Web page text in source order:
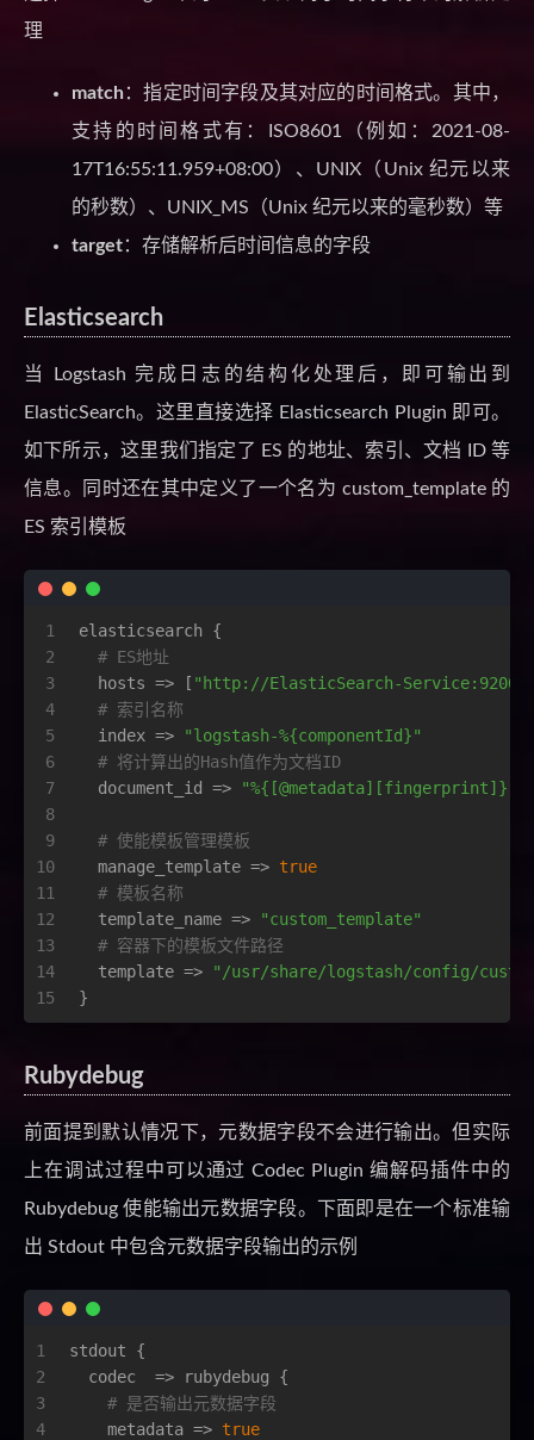
理
match：指定时间字段及其对应的时间格式。其中，
支持的时间格式有：ISO8601（例如：2021-08-
17T16:55:11.959+08:00）、UNIX（Unix 纪元以来
的秒数）、UNIX_MS（Unix 纪元以来的毫秒数）等
target：存储解析后时间信息的字段
Elasticsearch
当 Logstash 完成日志的结构化处理后，即可输出到
ElasticSearch。这里直接选择 Elasticsearch Plugin 即可。
如下所示，这里我们指定了 ES 的地址、索引、文档 ID 等
信息。同时还在其中定义了一个名为 custom_template 的
ES 索引模板
1
2
3
4
5
6
7
8
9
10
11
12
13
14
15
elasticsearch {
# ES地址
  hosts => [
"http://ElasticSearch-Service:9200"
# 索引名称
  index =>
"logstash-%{componentId}"
# 将计算出的Hash值作为文档ID
  document_id =>
"%{[@metadata][fingerprint]}"
# 使能模板管理模板
  manage_template =>
true
# 模板名称
  template_name =>
"custom_template"
# 容器下的模板文件路径
  template =>
"/usr/share/logstash/config/
}
Rubydebug
前面提到默认情况下，元数据字段不会进行输出。但实际
上在调试过程中可以通过 Codec Plugin 编解码插件中的
Rubydebug 使能输出元数据字段。下面即是在一个标准输
出 Stdout 中包含元数据字段输出的示例
1
2
3
4
stdout {
  codec  => rubydebug {
# 是否输出元数据字段
    metadata =>
true